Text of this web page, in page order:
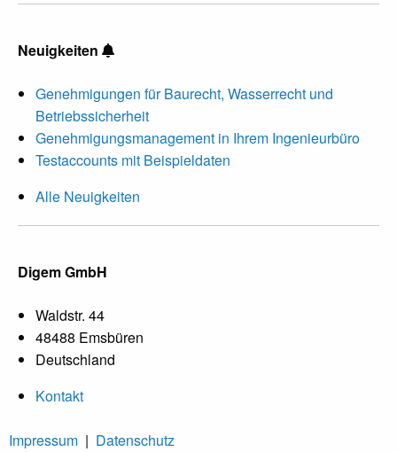
Neuigkeiten
Genehmigungen für Baurecht, Wasserrecht und
Betriebssicherheit
Genehmigungsmanagement in Ihrem Ingenieurbüro
Testaccounts mit Beispieldaten
Alle Neuigkeiten
Digem GmbH
Waldstr. 44
48488 Emsbüren
Deutschland
Kontakt
Impressum | Datenschutz